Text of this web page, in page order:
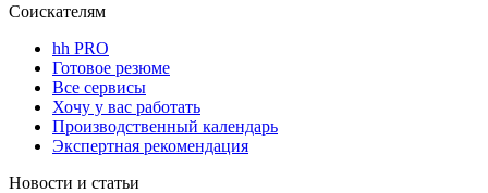
Соискателям
hh PRO
Готовое резюме
Все сервисы
Хочу у вас работать
Производственный календарь
Экспертная рекомендация
Новости и статьи